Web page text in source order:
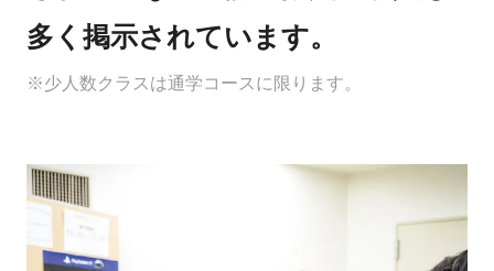
多く掲示されています。
※少人数クラスは通学コースに限ります。